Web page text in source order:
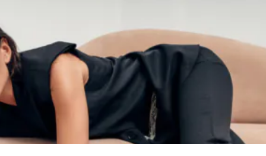
• 1 съемный регулируемый ремень (100 см – мин, 117
см – макс)
• внутренняя отделка — ткань
Материал: 100% натуральная кожа, прошла проверку
на износостойкость
Пыльник в комплекте
Реальные размеры сумки (ДхШхВ):23 х 9 х 14 см